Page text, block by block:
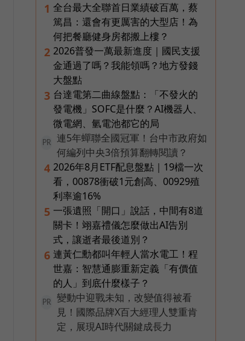
1 全台最大全聯首日業績破百萬，蔡
篤昌：還會有更厲害的大型店！為
何把餐廳健身房都搬上樓？
2 2026普發一萬最新進度｜國民支援
金通過了嗎？我能領嗎？地方發錢
大盤點
3 台達電第二曲線盤點：「不發火的
發電機」SOFC是什麼？AI機器人、
微電網、氫電池都它的局
PR
連5年蟬聯全國冠軍！台中市政府如
何編列中央3倍預算翻轉閱讀？
4 2026年8月ETF配息盤點｜19檔一次
看，00878衝破1元創高、00929殖
利率逾16%
5 一張遺照「開口」說話，中間有8道
關卡！翊嘉禮儀怎麼做出AI告別
式，讓逝者最後道別？
6 連黃仁勳都叫年輕人當水電工！程
世嘉：智慧通膨重新定義「有價值
的人」到底什麼樣子？
PR
變動中迎戰未知，改變值得被看
見！國際品牌X百大經理人雙重肯
定，展現AI時代關鍵成長力